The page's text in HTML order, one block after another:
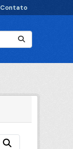
Contato